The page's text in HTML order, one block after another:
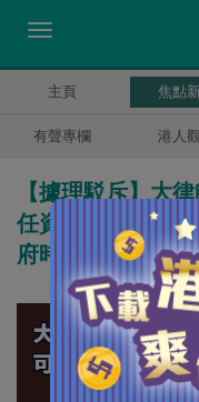
主頁 焦點
有聲專欄 港人
【據理駁斥】大
任資深大律師 鄭
府時同樣需對普